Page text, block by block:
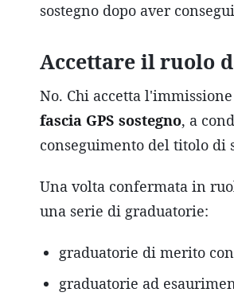
sostegno dopo aver
Accettare il ruolo
No. Chi accetta
fascia GPS sostegno, a
conseguimento del titolo di
Una volta confermata in
una serie di graduatorie:
graduatorie di merito
graduatorie ad